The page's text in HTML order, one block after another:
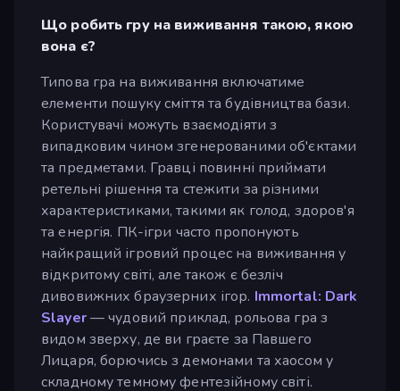
Що робить гру на виживання такою, якою
вона є?
Типова гра на виживання включатиме
елементи пошуку сміття та будівництва бази.
Користувачі можуть взаємодіяти з
випадковим чином згенерованими об'єктами
та предметами. Гравці повинні приймати
ретельні рішення та стежити за різними
характеристиками, такими як голод, здоров'я
та енергія. ПК-ігри часто пропонують
найкращий ігровий процес на виживання у
відкритому світі, але також є безліч
дивовижних браузерних ігор. Immortal: Dark
Slayer— чудовий приклад, рольова гра з
видом зверху, де ви граєте за Павшего
Лицаря, борючись з демонами та хаосом у
складному темному фентезійному світі.